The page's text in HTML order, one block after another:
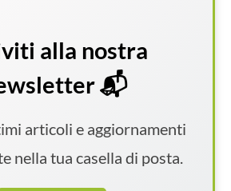
alla nostra
📬
articoli e aggiornamenti
nella tua casella di posta.